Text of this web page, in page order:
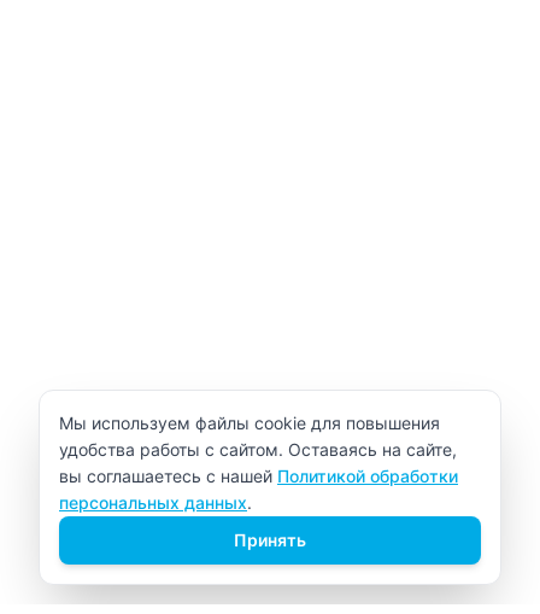
Уведомление об использовании cookie
Мы используем файлы cookie для повышения
удобства работы с сайтом. Оставаясь на сайте,
вы соглашаетесь с нашей Политикой обработки
персональных данных.
Принять